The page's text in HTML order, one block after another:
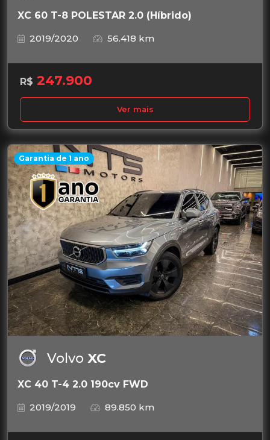
XC 60 T-8 POLESTAR 2.0 (Híbrido)
2019/2020
56.418 km
R$ 247.900
Ver mais
Garantia de 1 ano
Volvo XC
XC 40 T-4 2.0 190cv FWD
2019/2019
89.850 km